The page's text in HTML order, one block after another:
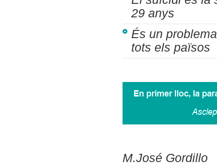
29 anys
És un
tots els països
M.José Gordillo